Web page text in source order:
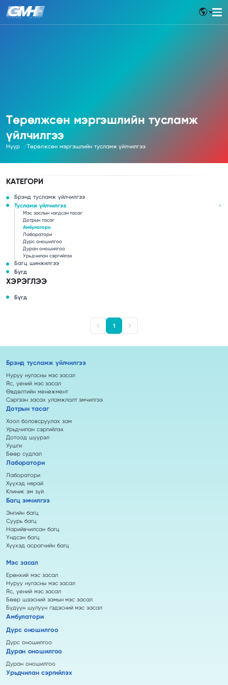
Төрөлжсөн мэргэшлийн тусламж
үйлчилгээ
Нүүр Төрөлжсөн мэргэшлийн тусламж үйлчилгээ
КАТЕГОРИ
Брэнд тусламж үйлчилгээ
Тусламж үйлчилгээ
Мэс заслын нэгдсэн тасаг
Дотрын тасаг
Амбулатори
Лаборатори
Дүрс оношилгоо
Дуран оношилгоо
Урьдчилан сэргийлэх
Багц шинжилгээ
Бүгд
ХЭРЭГЛЭЭ
Бүгд
1
Брэнд тусламж үйлчилгээ
Нуруу нугасны мэс засал
Яс, үений мэс засал
Өвдөлтийн менежмент
Сэргээн засах уламжлалт эмчилгээ
Дотрын тасаг
Хоол боловсруулах зам
Урьдчилан сэргийлэх
Дотоод шүүрэл
Уушги
Бөөр судлал
Лаборатори
Лаборатори
Хүүхэд нярай
Клиник эм зүй
Багц эмчилгээ
Энгийн багц
Суурь багц
Нарийвчилсан багц
Үндсэн багц
Хүүхэд асрагчийн багц
Мэс засал
Ерөнхий мэс засал
Нуруу нугасны мэс засал
Яс, үений мэс засал
Бөөр шээсний замын мэс засал
Бүдүүн шулуун гэдэсний мэс засал
Амбулатори
Дүрс оношилгоо
Дүрс оношилгоо
Дуран оношилгоо
Дуран оношилгоо
Урьдчилан сэргийлэх